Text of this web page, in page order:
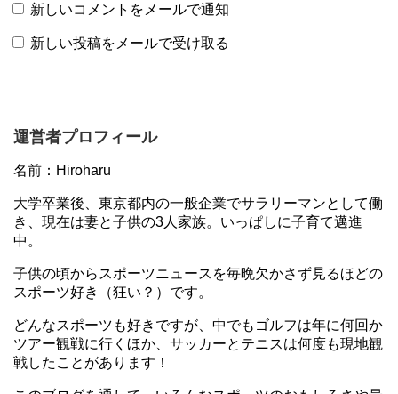
新しいコメントをメールで通知
新しい投稿をメールで受け取る
運営者プロフィール
名前：Hiroharu
大学卒業後、東京都内の一般企業でサラリーマンとして働
き、現在は妻と子供の3人家族。いっぱしに子育て邁進
中。
子供の頃からスポーツニュースを毎晩欠かさず見るほどの
スポーツ好き（狂い？）です。
どんなスポーツも好きですが、中でもゴルフは年に何回か
ツアー観戦に行くほか、サッカーとテニスは何度も現地観
戦したことがあります！